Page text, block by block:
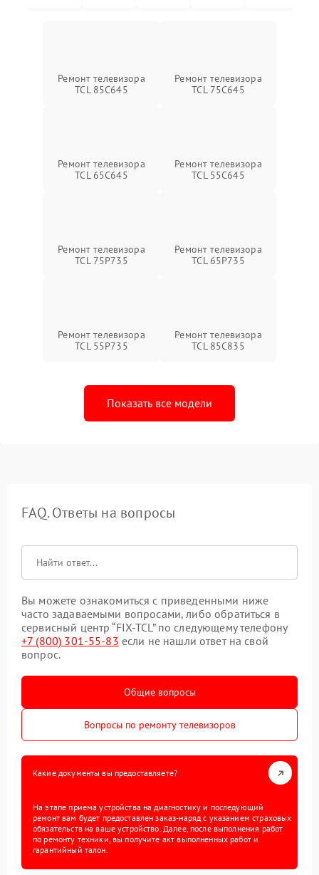
Ремонт телевизора
TCL 85C645
Ремонт телевизора
TCL 75C645
Ремонт телевизора
TCL 65C645
Ремонт телевизора
TCL 55C645
Ремонт телевизора
TCL 75P735
Ремонт телевизора
TCL 65P735
Ремонт телевизора
TCL 55P735
Ремонт телевизора
TCL 85C835
Показать все модели
FAQ. Ответы на вопросы
Вы можете ознакомиться с приведенными ниже
часто задаваемыми вопросами, либо обратиться в
сервисный центр “FIX-TCL” по следующему телефону
+7 (800) 301-55-83 если не нашли ответ на свой
вопрос.
Общие вопросы
Вопросы по ремонту телевизоров
Какие документы вы предоставляете?
На этапе приема устройства на диагностику и последующий
ремонт вам будет предоставлен заказ-наряд с указанием страховых
обязательств на ваше устройство. Далее, после выполнения работ
по ремонту техники, вы получите акт выполненных работ и
гарантийный талон.